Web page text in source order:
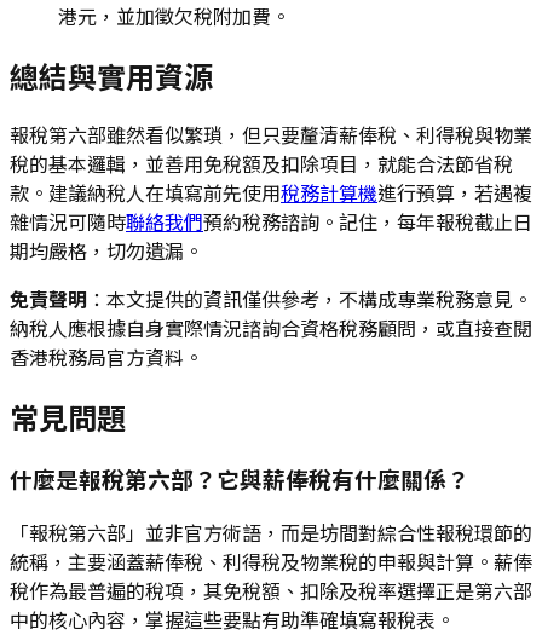
港元，並加徵欠稅附加費。
總結與實用資源
報稅第六部雖然看似繁瑣，但只要釐清薪俸稅、利得稅與物業
稅的基本邏輯，並善用免稅額及扣除項目，就能合法節省稅
款。建議納稅人在填寫前先使用稅務計算機進行預算，若遇複
雜情況可隨時聯絡我們預約稅務諮詢。記住，每年報稅截止日
期均嚴格，切勿遺漏。
免責聲明 ：本文提供的資訊僅供參考，不構成專業稅務意見。
納稅人應根據自身實際情況諮詢合資格稅務顧問，或直接查閱
香港稅務局官方資料。
常見問題
什麼是報稅第六部？它與薪俸稅有什麼關係？
「報稅第六部」並非官方術語，而是坊間對綜合性報稅環節的
統稱，主要涵蓋薪俸稅、利得稅及物業稅的申報與計算。薪俸
稅作為最普遍的稅項，其免稅額、扣除及稅率選擇正是第六部
中的核心內容，掌握這些要點有助準確填寫報稅表。